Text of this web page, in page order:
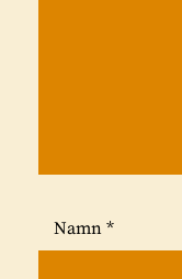
Namn *